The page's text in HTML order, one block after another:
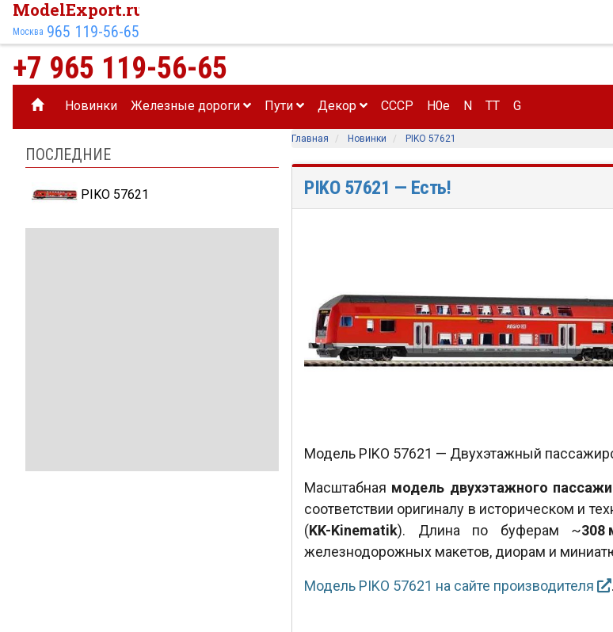
ModelExport.ru
Москва 965 119-56-65
+7 965 119-56-65
Новинки Железные дороги Пути Декор CCCP H0e N TT G
ПОСЛЕДНИЕ
PIKO 57621
Главная Новинки PIKO 57621
PIKO 57621 — Есть!
Модель PIKO 57621 — Двухэтажный
Масштабная модель двухэтажного
соответствии оригиналу в историческом и
(KK-Kinematik). Длина по буферам ~308
железнодорожных макетов, диорам и
Модель PIKO 57621 на сайте производителя .